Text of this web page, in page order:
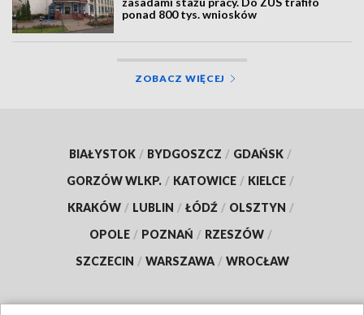
ponad 800 tys. wniosków
ZOBACZ WIĘCEJ
BIAŁYSTOK / BYDGOSZCZ / GDAŃSK /
GORZÓW WLKP. / KATOWICE / KIELCE /
KRAKÓW / LUBLIN / ŁÓDŹ / OLSZTYN /
OPOLE / POZNAŃ / RZESZÓW /
SZCZECIN / WARSZAWA / WROCŁAW